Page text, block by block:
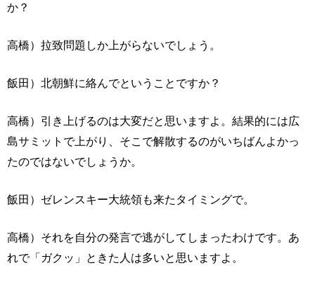
か？
高橋）拉致問題しか上がらないでしょう。
飯田）北朝鮮に絡んでということですか？
高橋）引き上げるのは大変だと思いますよ。結果的には広
島サミットで上がり、そこで解散するのがいちばんよかっ
たのではないでしょうか。
飯田）ゼレンスキー大統領も来たタイミングで。
高橋）それを自分の発言で逃がしてしまったわけです。あ
れで「ガクッ」ときた人は多いと思いますよ。